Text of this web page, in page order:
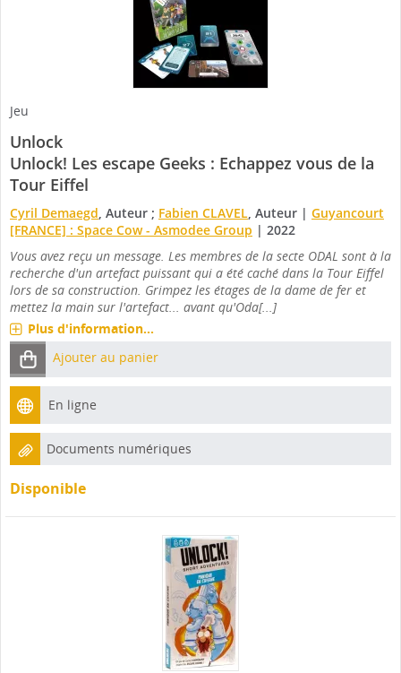
Jeu
Unlock
Unlock! Les escape Geeks : Echappez vous de la
Tour Eiffel
Cyril Demaegd, Auteur ; Fabien CLAVEL, Auteur | Guyancourt
[FRANCE] : Space Cow - Asmodee Group | 2022
Vous avez reçu un message. Les membres de la secte ODAL sont à la
recherche d'un artefact puissant qui a été caché dans la Tour Eiffel
lors de sa construction. Grimpez les étages de la dame de fer et
mettez la main sur l'artefact... avant qu'Oda[...]
Plus d'information...
Ajouter au panier
En ligne
Documents numériques
Disponible